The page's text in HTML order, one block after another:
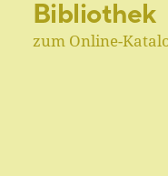
Bibliothek
zum Online-